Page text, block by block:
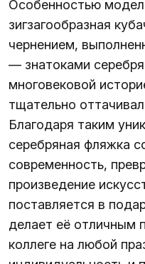
Особенностью
зигзагообразная
чернением,
— знатоками
многовековой
тщательно
Благодаря таким
серебряная фляжка
современность,
произведение
поставляется в
делает её отличным
коллеге на любой